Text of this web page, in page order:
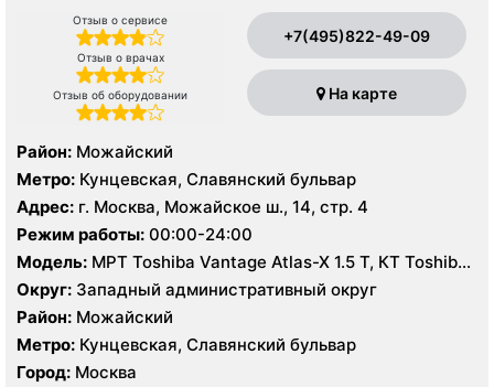
Отзыв о сервисе
Отзыв о врачах
Отзыв об оборудовании
+7(495)822-49-09
На карте
Район: Можайский
Метро: Кунцевская, Славянский бульвар
Адрес: г. Москва, Можайское ш., 14, стр. 4
Режим работы: 00:00-24:00
Модель: МРТ Toshiba Vantage Atlas-X 1.5 Т, КТ Toshiba
Aquilion 64 среза, УЗИ
Округ: Западный административный округ
Район: Можайский
Метро: Кунцевская, Славянский бульвар
Город: Москва